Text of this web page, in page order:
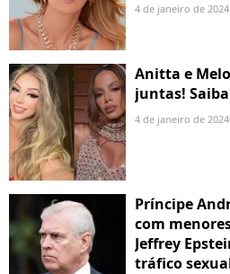
4 de janeiro de 2024
Anitta e
juntas!
4 de janeiro de 2024
Príncipe
com
Jeffrey
tráfico